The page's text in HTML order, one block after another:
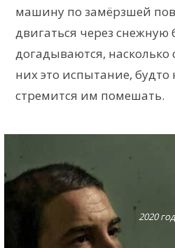
машину по замёрзшей
двигаться через
догадываются,
них это испытание, будто
стремится им помешать.
2020 год